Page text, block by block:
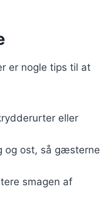
er nogle tips til at
eller
og ost, så gæsterne
smagen af